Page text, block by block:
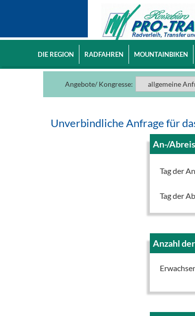
DIE REGION RADFAHREN MOUNTAINBIKEN
Angebote/ Kongresse:
Unverbindliche Anfrage für
An-/
Tag der
Tag der
Anzahl